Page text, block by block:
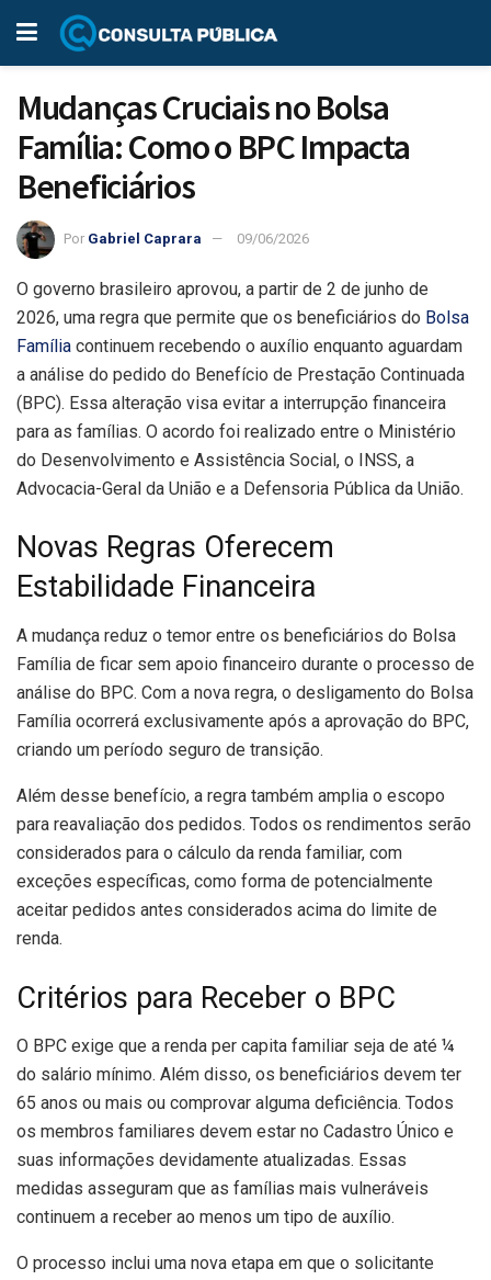
Mudanças Cruciais no Bolsa
Família: Como o BPC Impacta
Beneficiários
Por Gabriel Caprara 09/06/2026
O governo brasileiro aprovou, a partir de 2 de junho de
2026, uma regra que permite que os beneficiários do Bolsa
Família continuem recebendo o auxílio enquanto aguardam
a análise do pedido do Benefício de Prestação Continuada
(BPC). Essa alteração visa evitar a interrupção financeira
para as famílias. O acordo foi realizado entre o Ministério
do Desenvolvimento e Assistência Social, o INSS, a
Advocacia-Geral da União e a Defensoria Pública da União.
Novas Regras Oferecem
Estabilidade Financeira
A mudança reduz o temor entre os beneficiários do Bolsa
Família de ficar sem apoio financeiro durante o processo de
análise do BPC. Com a nova regra, o desligamento do Bolsa
Família ocorrerá exclusivamente após a aprovação do BPC,
criando um período seguro de transição.
Além desse benefício, a regra também amplia o escopo
para reavaliação dos pedidos. Todos os rendimentos serão
considerados para o cálculo da renda familiar, com
exceções específicas, como forma de potencialmente
aceitar pedidos antes considerados acima do limite de
renda.
Critérios para Receber o BPC
O BPC exige que a renda per capita familiar seja de até ¼
do salário mínimo. Além disso, os beneficiários devem ter
65 anos ou mais ou comprovar alguma deficiência. Todos
os membros familiares devem estar no Cadastro Único e
suas informações devidamente atualizadas. Essas
medidas asseguram que as famílias mais vulneráveis
continuem a receber ao menos um tipo de auxílio.
O processo inclui uma nova etapa em que o solicitante